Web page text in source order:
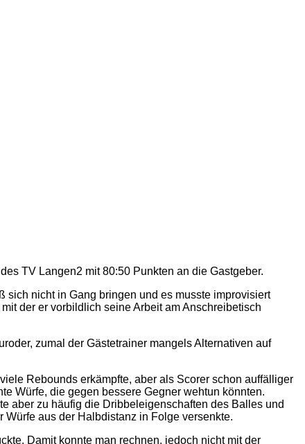
TV Langen2 mit 80:50 Punkten an die Gastgeber.
nicht in Gang bringen und es musste improvisiert
der er vorbildlich seine Arbeit am Anschreibetisch
zumal der Gästetrainer mangels Alternativen auf
Rebounds erkämpfte, aber als Scorer schon auffälliger
Würfe, die gegen bessere Gegner wehtun könnten.
aber zu häufig die Dribbeleigenschaften des Balles und
aus der Halbdistanz in Folge versenkte.
Damit konnte man rechnen, jedoch nicht mit der